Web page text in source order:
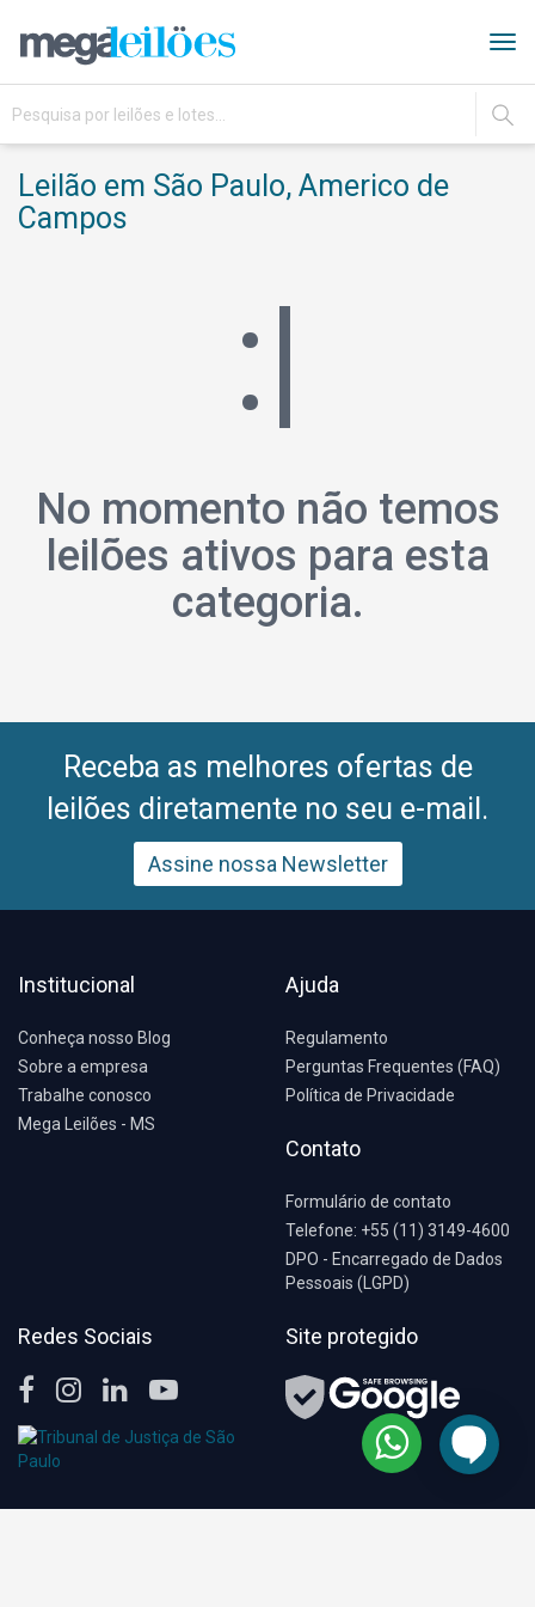
IR
Leilão em São Paulo, Americo de
Campos
:|
No momento não temos
leilões ativos para esta
categoria.
Receba as melhores ofertas de
leilões diretamente no seu e-mail.
Assine nossa Newsletter
Institucional
Conheça nosso Blog
Sobre a empresa
Trabalhe conosco
Mega Leilões - MS
Ajuda
Regulamento
Perguntas Frequentes (FAQ)
Política de Privacidade
Contato
Formulário de contato
Telefone: +55 (11) 3149-4600
DPO - Encarregado de Dados
Pessoais (LGPD)
Redes Sociais Site protegido